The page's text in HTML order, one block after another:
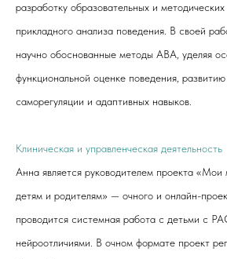
разработку образовательных и
прикладного анализа поведения. В своей
научно обоснованные методы ABA, уделяя
функциональной оценке поведения,
саморегуляции и адаптивных навыков.
Клиническая и управленческая деятельность
Анна является руководителем проекта «Мои
детям и родителям» — очного и онлайн-
проводится системная работа с детьми с
нейроотличиями. В очном формате проект